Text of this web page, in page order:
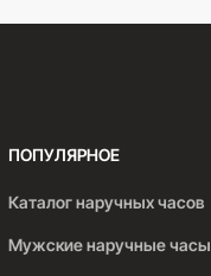
ПОПУЛЯРНОЕ
Каталог наручных часов
Мужские наручные часы